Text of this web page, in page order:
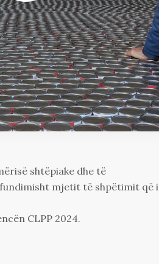
shtëpiake dhe të
mjetit të shpëtimit që i
CLPP 2024.